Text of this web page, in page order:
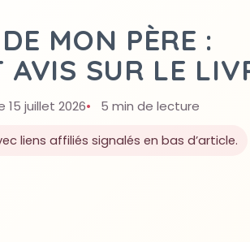
MON PÈRE :
AVIS SUR LE
15 juillet 2026 5 min de lecture
liens affiliés signalés en bas d’article.